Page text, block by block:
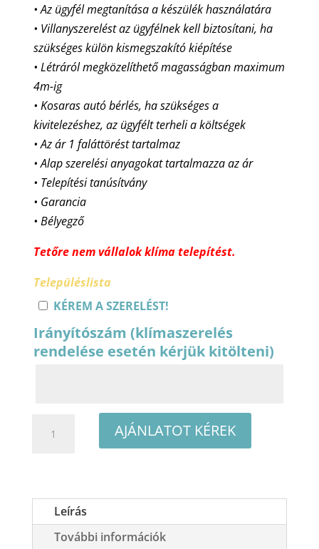
• Az ügyfél megtanítása a készülék használatára
• Villanyszerelést az ügyfélnek kell biztosítani, ha
szükséges külön kismegszakító kiépítése
• Létráról megközelíthető magasságban maximum
4m-ig
• Kosaras autó bérlés, ha szükséges a
kivitelezéshez, az ügyfélt terheli a költségek
• Az ár 1 faláttörést tartalmaz
• Alap szerelési anyagokat tartalmazza az ár
• Telepítési tanúsítvány
• Garancia
• Bélyegző
Tetőre nem vállalok klíma telepítést.
Településlista
KÉREM A SZERELÉST!
Irányítószám (klímaszerelés
rendelése esetén kérjük kitölteni)
ELITE
oldalfali
klíma
AJÁNLATOT KÉREK
Leírás
További információk